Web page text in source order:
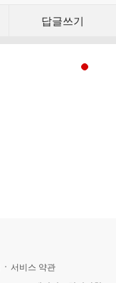
답글쓰기
서비스 약관